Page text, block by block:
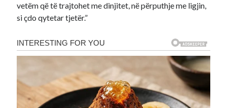
vetëm që të trajtohet me dinjitet, në përputhje me ligjin,
si çdo qytetar tjetër.”